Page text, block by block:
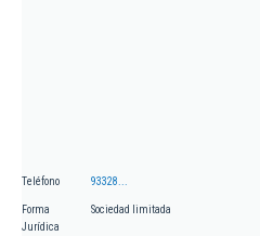
Teléfono 93328...
Forma
Jurídica
Sociedad limitada